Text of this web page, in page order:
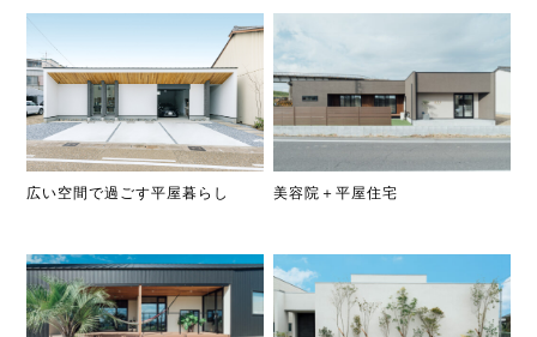
広い空間で過ごす平屋暮らし 美容院＋平屋住宅